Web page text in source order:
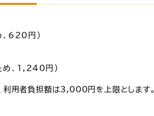
620円）
、1,240円）
用者負担額は3,000円を上限とします。